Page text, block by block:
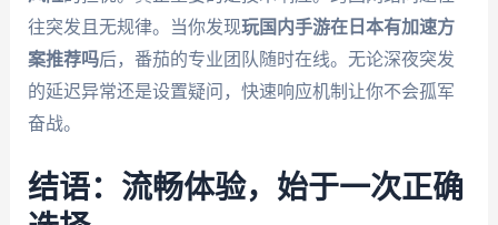
往突发且无规律。当你发现玩国内手游在日本有加速方
案推荐吗后，番茄的专业团队随时在线。无论深夜突发
的延迟异常还是设置疑问，快速响应机制让你不会孤军
奋战。
结语：流畅体验，始于一次正确